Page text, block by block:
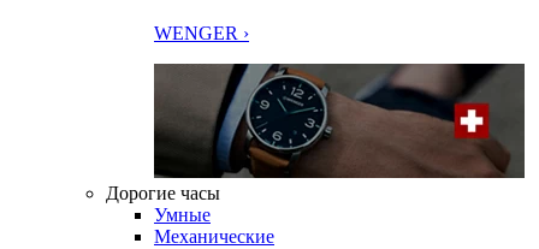
WENGER ›
Дорогие часы
Умные
Механические